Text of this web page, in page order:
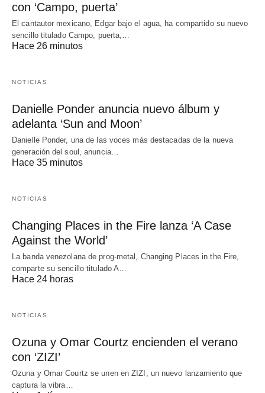
con ‘Campo, puerta’
El cantautor mexicano, Edgar bajo el agua, ha compartido su nuevo
sencillo titulado Campo, puerta,…
Hace 26 minutos
NOTICIAS
Danielle Ponder anuncia nuevo álbum y
adelanta ‘Sun and Moon’
Danielle Ponder, una de las voces más destacadas de la nueva
generación del soul, anuncia…
Hace 35 minutos
NOTICIAS
Changing Places in the Fire lanza ‘A Case
Against the World’
La banda venezolana de prog-metal, Changing Places in the Fire,
comparte su sencillo titulado A…
Hace 24 horas
NOTICIAS
Ozuna y Omar Courtz encienden el verano
con ‘ZIZI’
Ozuna y Omar Courtz se unen en ZIZI, un nuevo lanzamiento que
captura la vibra…